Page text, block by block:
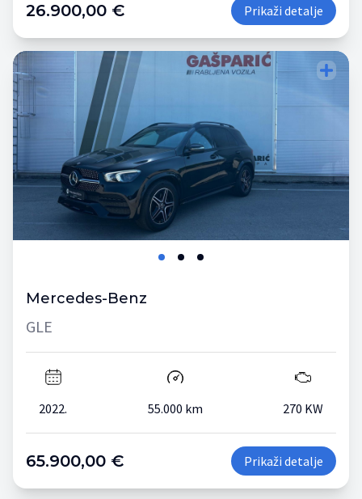
26.900,00 € Prikaži detalje
Mercedes-Benz
GLE
2022. 55.000 km 270 KW
65.900,00 € Prikaži detalje